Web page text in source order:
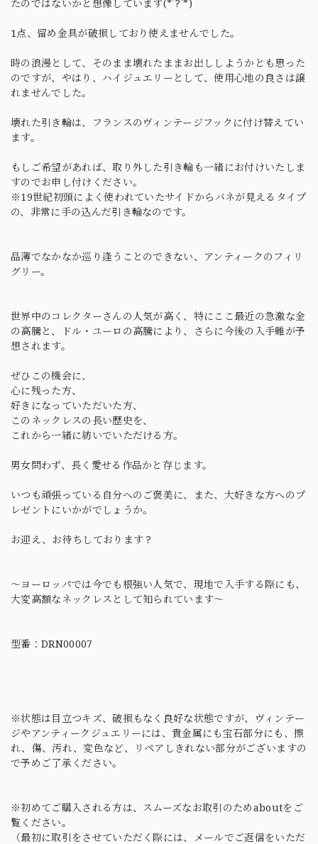
たのではないかと想像しています(*´?`*)
1点、留め金具が破損しており使えませんでした。
時の浪漫として、そのまま壊れたままお出ししようかとも思った
のですが、やはり、ハイジュエリーとして、使用心地の良さは譲
れませんでした。
壊れた引き輪は、フランスのヴィンテージフックに付け替えてい
ます。
もしご希望があれば、取り外した引き輪も一緒にお付けいたしま
すのでお申し付けください。
※19世紀初頭によく使われていたサイドからバネが見えるタイプ
の、非常に手の込んだ引き輪なのです。
品薄でなかなか巡り逢うことのできない、アンティークのフィリ
グリー。
世界中のコレクターさんの人気が高く、特にここ最近の急激な金
の高騰と、ドル・ユーロの高騰により、さらに今後の入手難が予
想されます。
ぜひこの機会に、
心に残った方、
好きになっていただいた方、
このネックレスの長い歴史を、
これから一緒に紡いでいただける方。
男女問わず、長く愛せる作品かと存じます。
いつも頑張っている自分へのご褒美に、また、大好きな方へのプ
レゼントにいかがでしょうか。
お迎え、お待ちしております ?
〜ヨーロッパでは今でも根強い人気で、現地で入手する際にも、
大変高額なネックレスとして知られています〜
型番：DRN00007
※状態は目立つキズ、破損もなく良好な状態ですが、ヴィンテー
ジやアンティークジュエリーには、貴金属にも宝石部分にも、擦
れ、傷、汚れ、変色など、リペアしきれない部分がございますの
で予めご了承ください。
※初めてご購入される方は、スムーズなお取引のためaboutをご
覧ください。
（最初に取引をさせていただく際には、メールでご返信をいただ